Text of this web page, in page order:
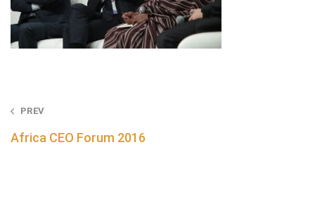
Post
navigation
PREV
Africa CEO Forum 2016